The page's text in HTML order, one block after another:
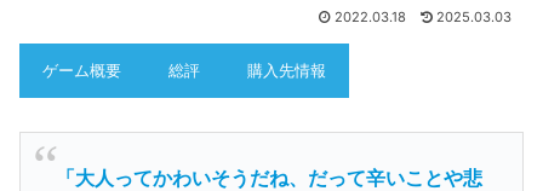
2022.03.18 2025.03.03
ゲーム概要 総評 購入先情報
「大人ってかわいそうだね、だって辛いことや悲